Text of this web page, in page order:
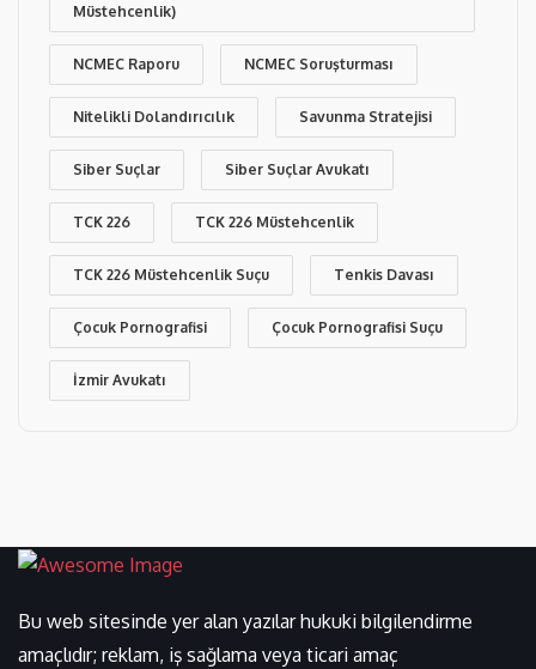
Müstehcenlik)
NCMEC Raporu NCMEC Soruşturması
Nitelikli Dolandırıcılık Savunma Stratejisi
Siber Suçlar Siber Suçlar Avukatı
TCK 226 TCK 226 Müstehcenlik
TCK 226 Müstehcenlik Suçu Tenkis Davası
Çocuk Pornografisi Çocuk Pornografisi Suçu
İzmir Avukatı
Bu web sitesinde yer alan yazılar hukuki bilgilendirme
amaçlıdır; reklam, iş sağlama veya ticari amaç